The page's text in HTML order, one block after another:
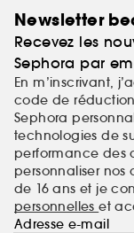
Newsletter
Recevez les
Sephora par
En m’inscrivant,
code de
Sephora
technologies de
performance des
personnaliser
de 16 ans et je
personnelleset
Adresse e-mail